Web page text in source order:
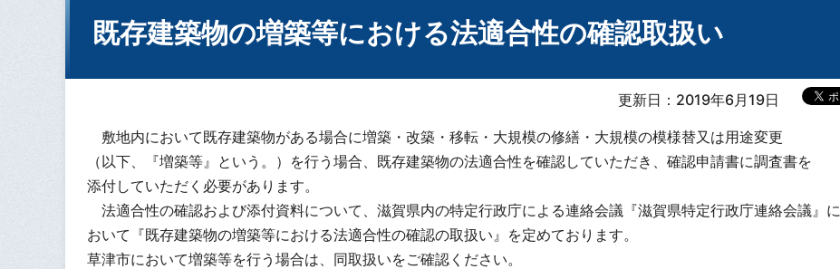
既存建築物の増築等における法適合性の確認取扱い
更新日：2019年6月19日
敷地内において既存建築物がある場合に増築・改築・移転・大規模の修繕・大規模の模様替又は用途変更
（以下、『増築等』という。）を行う場合、既存建築物の法適合性を確認していただき、確認申請書に調査書を
添付していただく必要があります。
法適合性の確認および添付資料について、滋賀県内の特定行政庁による連絡会議『滋賀県特定行政庁連絡会議』に
おいて『既存建築物の増築等における法適合性の確認の取扱い』を定めております。
草津市において増築等を行う場合は、同取扱いをご確認ください。